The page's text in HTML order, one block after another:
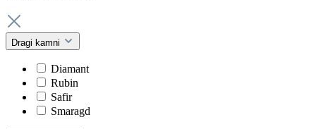
Dragi kamni
Diamant
Rubin
Safir
Smaragd